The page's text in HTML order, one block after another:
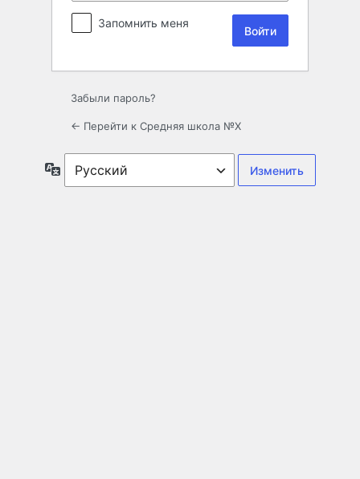
Запомнить меня
Забыли пароль?
← Перейти к Средняя школа №X
Язык